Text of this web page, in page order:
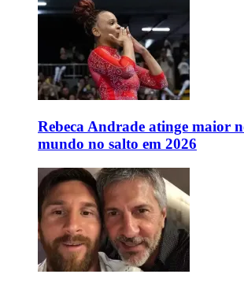
Rebeca Andrade atinge maior
mundo no salto em 2026